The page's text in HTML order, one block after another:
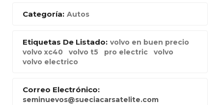
Categoría: Autos
Etiquetas De Listado: volvo en buen precio
volvo xc40
volvo t5 pro electric
volvo
volvo electrico
Correo Electrónico:
seminuevos@sueciacarsatelite.com